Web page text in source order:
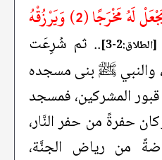
وَمَنْ يَتَّقِ اللَّهَ يَجْعَلْ لَهُ مَخْرَجًا (2) وَيَرْزُقْهُ
[الطلاق:2-3]
.. ثم شُرِعَت
والنبي ﷺ بنى مسجده
المشركين، فمسجد
حفرةً من حفر النَّار،
من رياض الجنَّة،